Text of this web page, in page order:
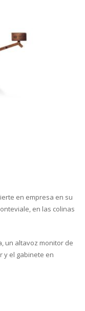
en empresa en su
en las colinas
un altavoz monitor de
y el gabinete en